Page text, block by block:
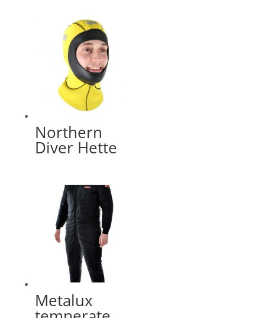
Northern
Diver Hette
Metalux